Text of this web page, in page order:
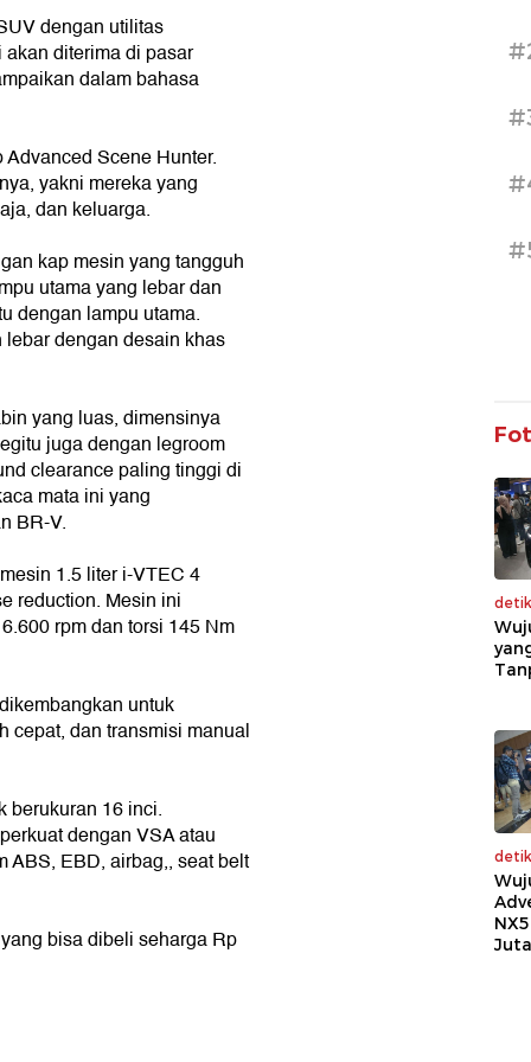
dengan utilitas
diterima di pasar
dalam bahasa
Scene Hunter.
yakni mereka yang
dan keluarga.
kap mesin yang tangguh
utama yang lebar dan
dengan lampu utama.
dengan desain khas
yang luas, dimensinya
juga dengan legroom
clearance paling tinggi di
mata ini yang
BR-V.
1.5 liter i-VTEC 4
reduction. Mesin ini
rpm dan torsi 145 Nm
untuk
cepat, dan transmisi manual
berukuran 16 inci.
dengan VSA atau
ABS, EBD, airbag,, seat belt
bisa dibeli seharga Rp
Juta